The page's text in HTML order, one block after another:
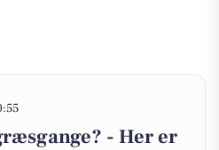
- Her er